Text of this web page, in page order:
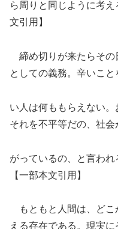
ら周りと同じように考
文引用】
締め切りが来たらその
としての義務。辛いこと
い人は何ももらえない。
それを不平等だの、社会
がっているの、と言われ
【一部本文引用】
もともと人間は、どこ
える存在である。現実に